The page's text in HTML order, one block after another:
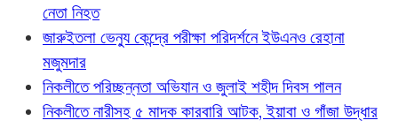
নেতা নিহত
জারুইতলা ভেন্যু কেন্দ্রে পরীক্ষা পরিদর্শনে ইউএনও রেহানা
মজুমদার
নিকলীতে পরিচ্ছন্নতা অভিযান ও জুলাই শহীদ দিবস পালন
নিকলীতে নারীসহ ৫ মাদক কারবারি আটক, ইয়াবা ও গাঁজা উদ্ধার